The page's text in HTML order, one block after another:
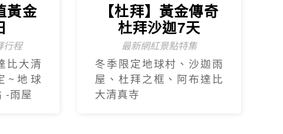
黃金
行程
比大清
~地球
-⾬屋
【杜拜】黃金傳奇
杜拜沙迦7天
最新網紅景點特集
冬季限定地球村、沙迦⾬
屋、杜拜之框、阿布達比
大清真寺